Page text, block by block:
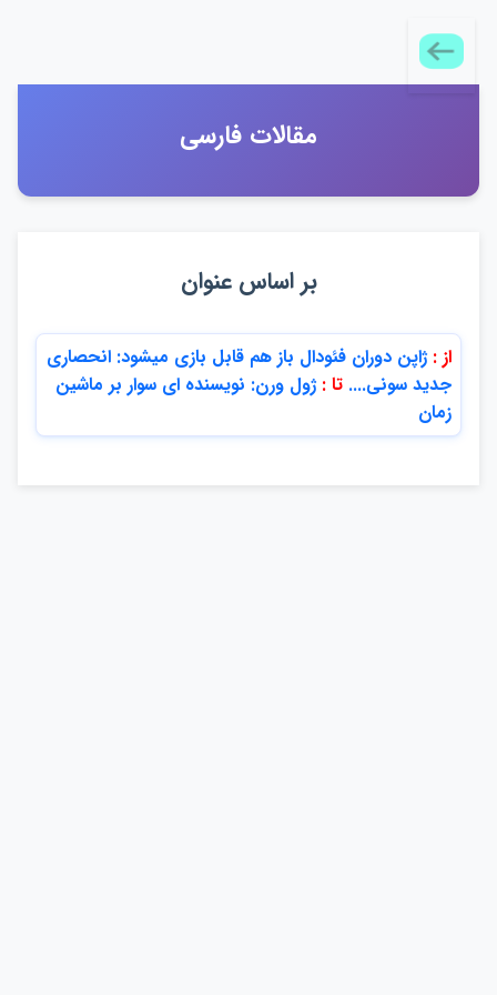
مقالات فارسي
بر اساس عنوان
از :ژاپن دوران فئودال باز هم قابل بازي ميشود: انحصاري
جديد سوني.... تا :ژول ورن: نويسنده اي سوار بر ماشين
زمان